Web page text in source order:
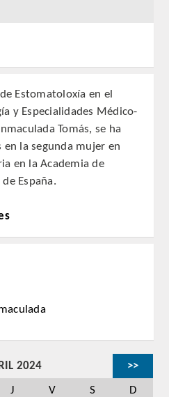
Estomatoloxía en el
y Especialidades Médico-
Tomás, se ha
la segunda mujer en
en la Academia de
España.
2024 >>
J V S D